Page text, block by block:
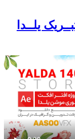
یلــدا